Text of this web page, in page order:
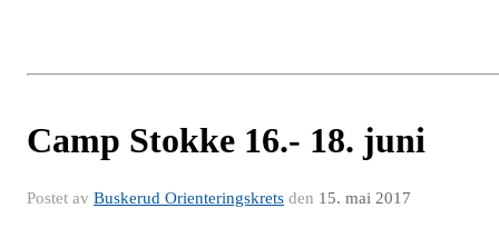
Camp Stokke 16.- 18. juni
Postet av Buskerud Orienteringskrets den 15. mai 2017